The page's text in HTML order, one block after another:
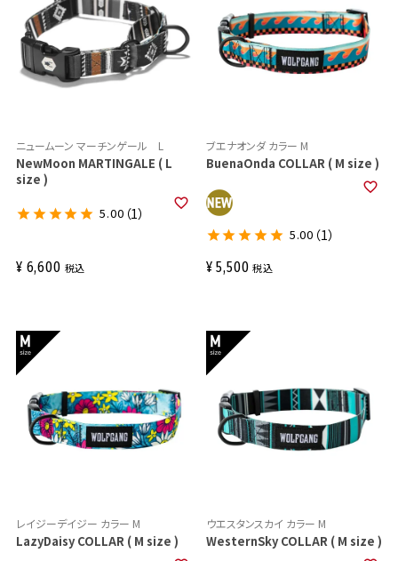
ニュームーン マーチンゲール L
NewMoon MARTINGALE ( L
size )
¥ 6,600 税込
5.00 （1）
ブエナオンダ カラー M
BuenaOnda COLLAR ( M size )
¥ 5,500 税込
5.00 （1）
レイジーデイジー カラー M
LazyDaisy COLLAR ( M size )
ウエスタンスカイ カラー M
WesternSky COLLAR ( M size )